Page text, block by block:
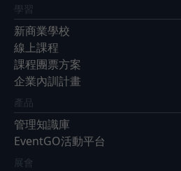
學習
新商業學校
線上課程
課程團票方案
企業內訓計畫
產品
管理知識庫
EventGO活動平台
展會